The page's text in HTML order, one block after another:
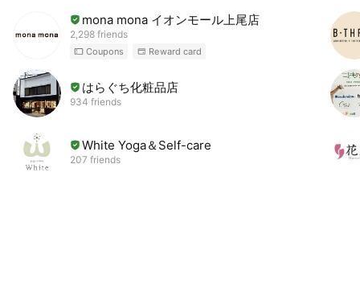
mona mona イオンモール上尾店
2,298 friends
Coupons Reward card
はらぐち化粧品店
934 friends
White Yoga＆Self-care
207 friends